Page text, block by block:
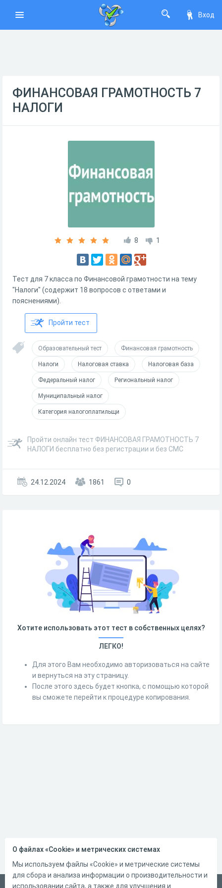
Вход
ФИНАНСОВАЯ ГРАМОТНОСТЬ 7
НАЛОГИ
8 1
Тест для 7 класса по Финансовой грамотности на тему
"Налоги" (содержит 18 вопросов с ответами и
пояснениями).
Пройти тест
Образовательный тест Финансовая грамотность
Налоги Налоговая ставка Налоговая база
Федеральный налог Региональный налог
Муниципальный налог
Категория налогоплатильщи
Пройти онлайн тест ФИНАНСОВАЯ ГРАМОТНОСТЬ 7
НАЛОГИ бесплатно без регистрации и без СМС
24.12.2024 1861 0
Хотите использовать этот тест в собственных целях?
ЛЕГКО!
Для этого Вам необходимо авторизоваться на сайте
и вернуться на эту страницу.
После этого здесь будет кнопка, с помощью которой
вы сможете перейти к процедуре копирования.
О файлах «Cookie» и метрических системах
Мы используем файлы «Cookie» и метрические системы
для сбора и анализа информации о производительности и
использовании сайта, а также для улучшения и